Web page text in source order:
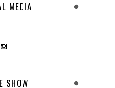
MEDIA
SHOW